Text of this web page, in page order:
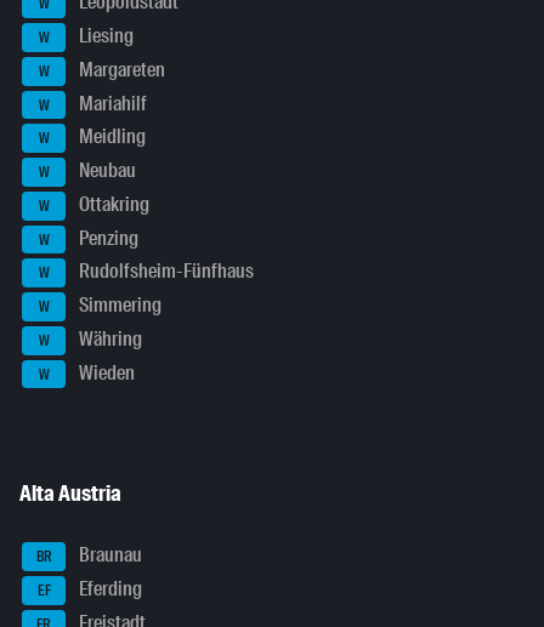
W
W Liesing
W Margareten
W Mariahilf
W Meidling
W Neubau
W Ottakring
W Penzing
W Rudolfsheim-Fünfhaus
W Simmering
W Währing
W Wieden
Alta Austria
BR Braunau
EF Eferding